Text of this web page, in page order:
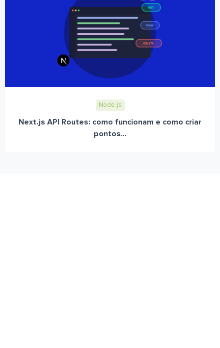
Node.js
Next.js API Routes: como funcionam e como criar
pontos...